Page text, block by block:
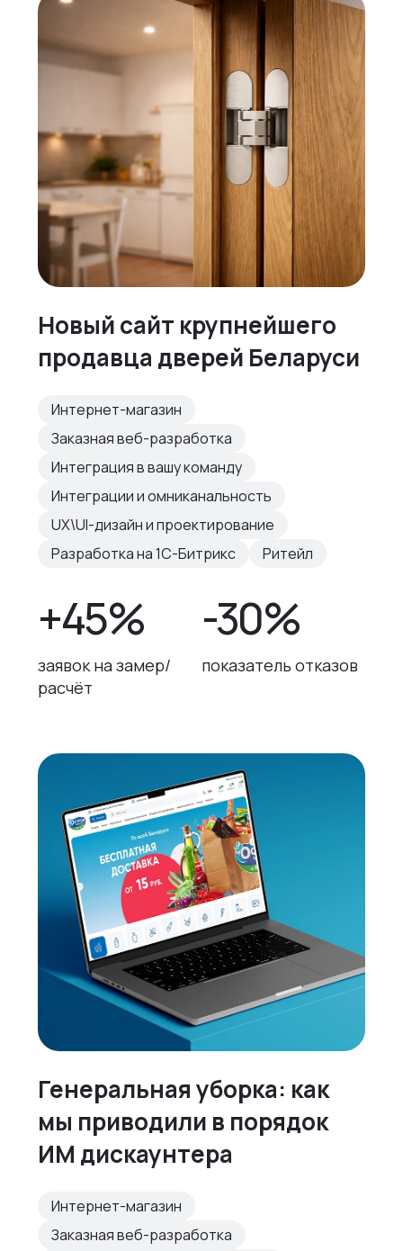
Новый сайт крупнейшего
продавца дверей Беларуси
Интернет-магазин
Заказная веб-разработка
Интеграция в вашу команду
Интеграции и омниканальность
UX\UI-дизайн и проектирование
Разработка на 1С-Битрикс
Ритейл
+45%
заявок на замер/
расчёт
-30%
показатель отказов
Генеральная уборка: как
мы приводили в порядок
ИМ дискаунтера
Интернет-магазин
Заказная веб-разработка